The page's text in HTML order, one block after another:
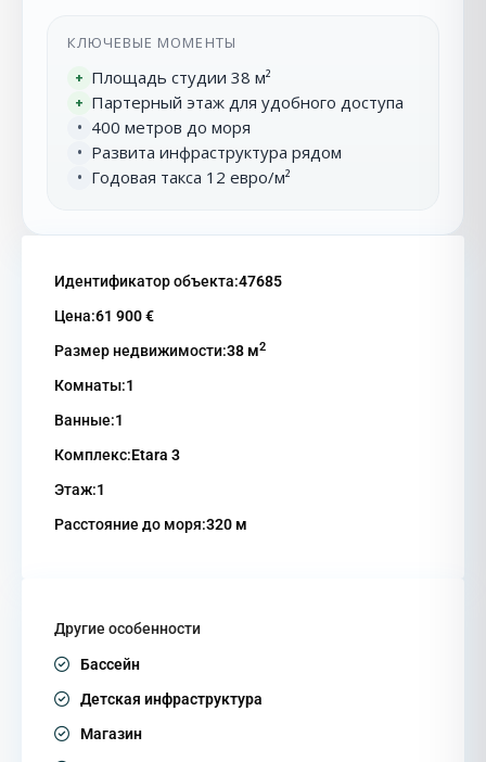
КЛЮЧЕВЫЕ МОМЕНТЫ
+ Площадь студии 38 м²
+ Партерный этаж для удобного доступа
• 400 метров до моря
• Развита инфраструктура рядом
• Годовая такса 12 евро/м²
Идентификатор объекта:47685
Цена:61 900 €
Размер недвижимости:38 м2
Комнаты:1
Ванные:1
Комплекс:Etara 3
Этаж:1
Расстояние до моря:320 м
Другие особенности
Бассейн
Детская инфраструктура
Магазин